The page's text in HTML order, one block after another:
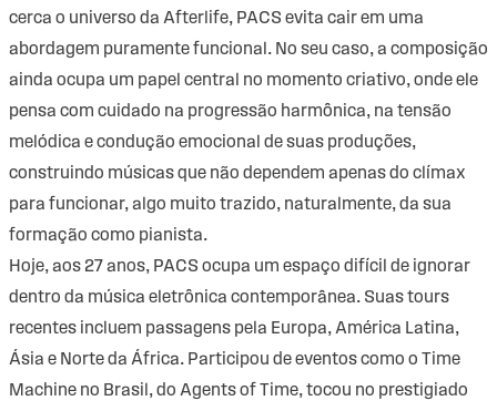
cerca o universo da Afterlife, PACS evita cair em uma
abordagem puramente funcional. No seu caso, a composição
ainda ocupa um papel central no momento criativo, onde ele
pensa com cuidado na progressão harmônica, na tensão
melódica e condução emocional de suas produções,
construindo músicas que não dependem apenas do clímax
para funcionar, algo muito trazido, naturalmente, da sua
formação como pianista.
Hoje, aos 27 anos, PACS ocupa um espaço difícil de ignorar
dentro da música eletrônica contemporânea. Suas tours
recentes incluem passagens pela Europa, América Latina,
Ásia e Norte da África. Participou de eventos como o Time
Machine no Brasil, do Agents of Time, tocou no prestigiado